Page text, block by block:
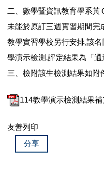
二、數學暨資訊教育學系黃
未能於原訂三週實習期間完
教學實習學校另行安排,該
學演示檢測,評定結果為「通
三、檢附該生檢測結果如附
114教學演示檢測結果
友善列印
分享